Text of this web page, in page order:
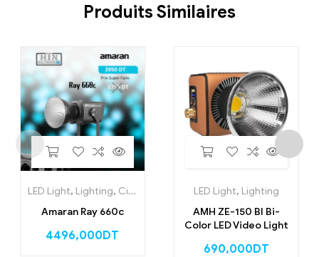
Produits Similaires
LED Light, Lighting, Cinématographie ,Bonnes affaires!
Amaran Ray 660c
4496,000DT
LED Light, Lighting
AMH ZE-150 BI Bi-
Color LED Video Light
690,000DT